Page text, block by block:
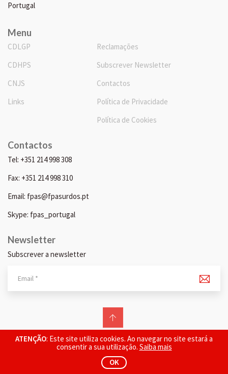
ATENÇÃO: Este site utiliza cookies. Ao navegar no site estará a
consentir a sua utilização. Saiba mais
OK
Portugal
Menu
CDLGP
CDHPS
CNJS
Links
Reclamações
Subscrever Newsletter
Contactos
Política de Privacidade
Política de Cookies
Contactos
Tel: +351 214 998 308
Fax: +351 214 998 310
Email: fpas@fpasurdos.pt
Skype: fpas_portugal
Newsletter
Subscrever a newsletter
© 2026 FPAS. Todos os direitos reservados.